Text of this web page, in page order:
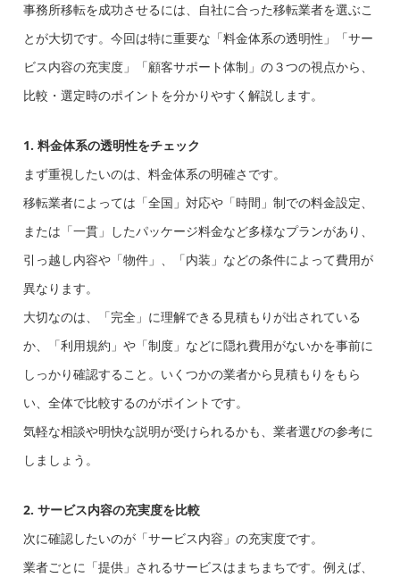
事務所移転を成功させるには、自社に合った移転業者を選ぶこ
とが大切です。今回は特に重要な「料金体系の透明性」「サー
ビス内容の充実度」「顧客サポート体制」の３つの視点から、
比較・選定時のポイントを分かりやすく解説します。
1. 料金体系の透明性をチェック
まず重視したいのは、料金体系の明確さです。
移転業者によっては「全国」対応や「時間」制での料金設定、
または「一貫」したパッケージ料金など多様なプランがあり、
引っ越し内容や「物件」、「内装」などの条件によって費用が
異なります。
大切なのは、「完全」に理解できる見積もりが出されている
か、「利用規約」や「制度」などに隠れ費用がないかを事前に
しっかり確認すること。いくつかの業者から見積もりをもら
い、全体で比較するのがポイントです。
気軽な相談や明快な説明が受けられるかも、業者選びの参考に
しましょう。
2. サービス内容の充実度を比較
次に確認したいのが「サービス内容」の充実度です。
業者ごとに「提供」されるサービスはまちまちです。例えば、